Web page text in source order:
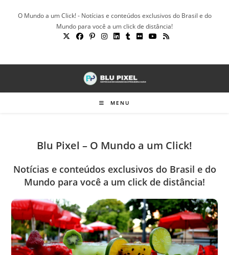
O Mundo a um Click! - Notícias e conteúdos exclusivos do Brasil e do
Mundo para você a um click de distância!
MENU
Blu Pixel – O Mundo a um Click!
Notícias e conteúdos exclusivos do Brasil e do
Mundo para você a um click de distância!